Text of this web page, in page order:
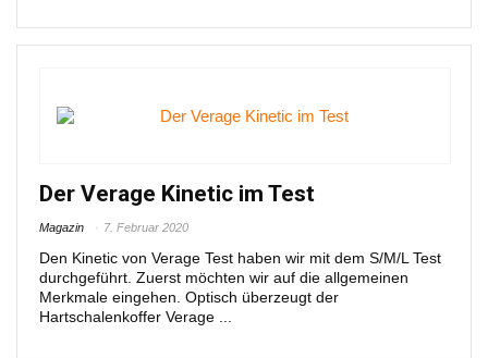
Der Verage Kinetic im Test
Magazin 7. Februar 2020
Den Kinetic von Verage Test haben wir mit dem S/M/L Test
durchgeführt. Zuerst möchten wir auf die allgemeinen
Merkmale eingehen. Optisch überzeugt der
Hartschalenkoffer Verage ...